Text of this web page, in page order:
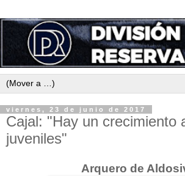
viernes, 23 de junio de 2017
Cajal: "Hay un crecimiento
juveniles"
Arquero de